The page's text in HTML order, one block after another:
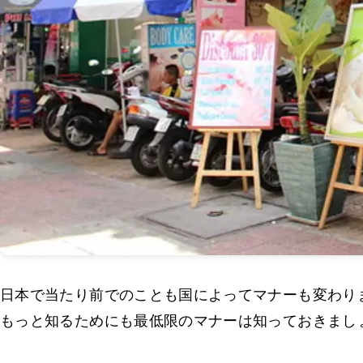
日本で当たり前でのことも国によってマナーも変わ
もっと知るためにも最低限のマナーは知っておきまし